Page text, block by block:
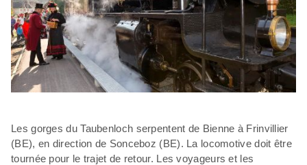
Les gorges du Taubenloch serpentent de Bienne à Frinvillier
(BE), en direction de Sonceboz (BE). La locomotive doit être
tournée pour le trajet de retour. Les voyageurs et les